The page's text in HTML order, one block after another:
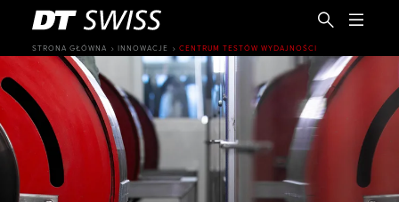
STRONA GŁÓWNA INNOWACJE CENTRUM TESTÓW WYDAJNOŚCI